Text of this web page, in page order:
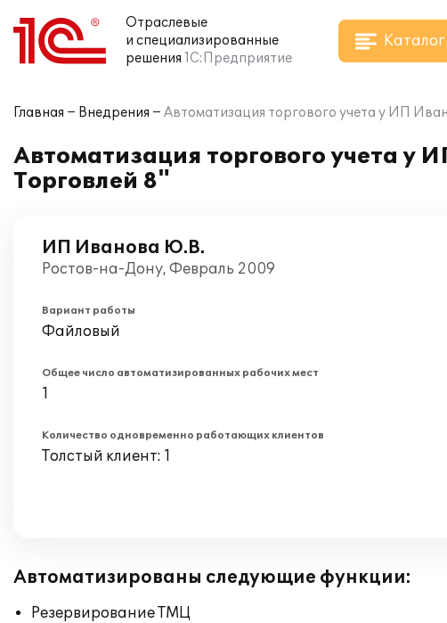
Отраслевые
и специализированные
решения 1С:Предприятие
Каталог
Главная Внедрения Автоматизация торгового учета у ИП
Автоматизация торгового учета
Торговлей 8"
ИП Иванова Ю.В.
Ростов-на-Дону, Февраль 2009
Вариант работы
Файловый
Общее число автоматизированных рабочих мест
1
Количество одновременно работающих клиентов
Толстый клиент: 1
Автоматизированы следующие функции:
Резервирование ТМЦ